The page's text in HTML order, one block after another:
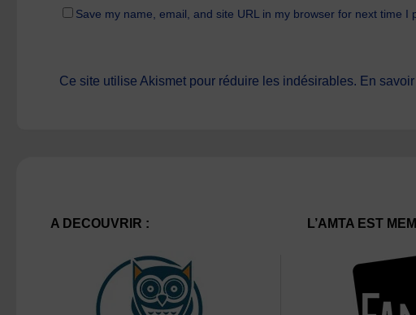
Save my name, email, and site URL in my browser for next time I
Ce site utilise Akismet pour réduire les indésirables. En
A DECOUVRIR : L’AMTA EST